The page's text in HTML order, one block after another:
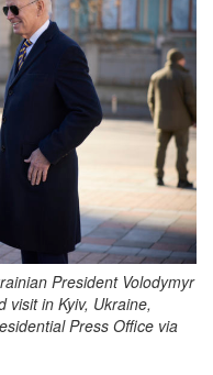
President Volodymyr
in Kyiv, Ukraine,
Press Office via